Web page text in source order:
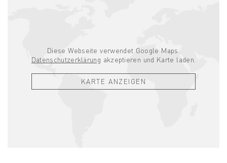
Diese Webseite verwendet Google Maps.
Datenschutzerklärung akzeptieren und Karte laden.
KARTE ANZEIGEN